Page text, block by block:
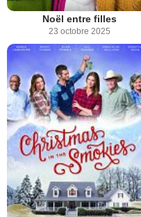
Noël entre filles
23 octobre 2025